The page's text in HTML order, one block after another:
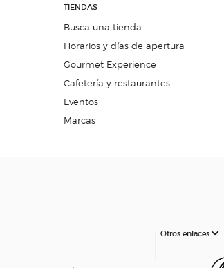
TIENDAS
Busca una tienda
Horarios y días de apertura
Gourmet Experience
Cafetería y restaurantes
Eventos
Marcas
Otros enlaces